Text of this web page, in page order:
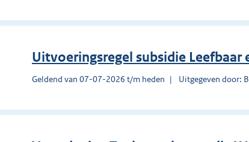
Uitvoeringsregel subsidie
Geldend van 07-07-2026 t/m heden Uitgegeven door: